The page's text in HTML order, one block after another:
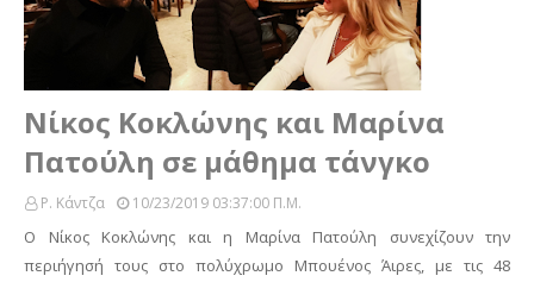
Nίκος Κοκλώνης και Μαρίνα
Πατούλη σε μάθημα τάνγκο
Ρ. Κάντζα 10/23/2019 03:37:00 Π.μ.
Ο Νίκος Κοκλώνης και η Μαρίνα Πατούλη συνεχίζουν την
περιήγησή τους στο πολύχρωμο Μπουένος Άιρες, με τις 48